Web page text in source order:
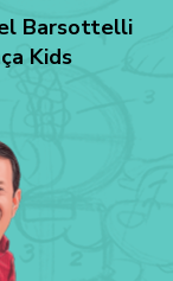
Barsottelli
Kids